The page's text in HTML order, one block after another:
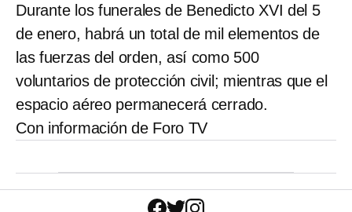
Durante los funerales de Benedicto XVI del 5
de enero, habrá un total de mil elementos de
las fuerzas del orden, así como 500
voluntarios de protección civil; mientras que el
espacio aéreo permanecerá cerrado.
Con información de Foro TV